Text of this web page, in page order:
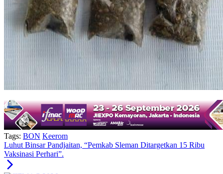
Tags: BON Keerom
Luhut Binsar Pandjaitan, “Pemkab Sleman Ditargetkan 15 Ribu
Vaksinasi Perhari”.